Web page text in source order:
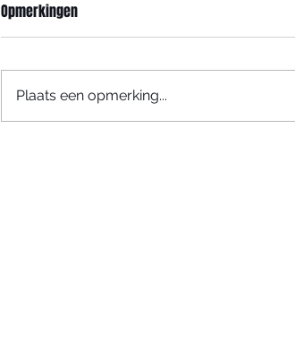
Opmerkingen
Plaats een opmerking...